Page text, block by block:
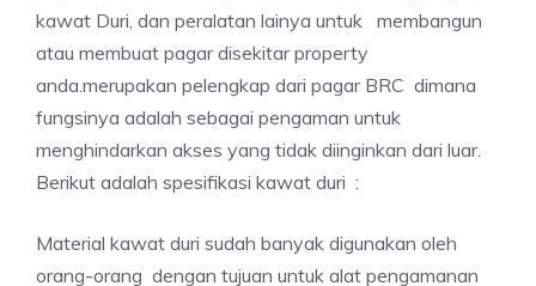
kawat Duri, dan peralatan lainya untuk membangun
atau membuat pagar disekitar property
anda.merupakan pelengkap dari pagar BRC dimana
fungsinya adalah sebagai pengaman untuk
menghindarkan akses yang tidak diinginkan dari luar.
Berikut adalah spesifikasi kawat duri :
Material kawat duri sudah banyak digunakan oleh
orang-orang dengan tujuan untuk alat pengamanan